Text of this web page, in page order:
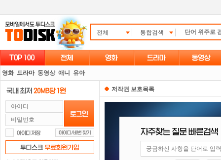
전체 통합검색
영화 드라마 동영상 애니 유아
저작권 보호목록